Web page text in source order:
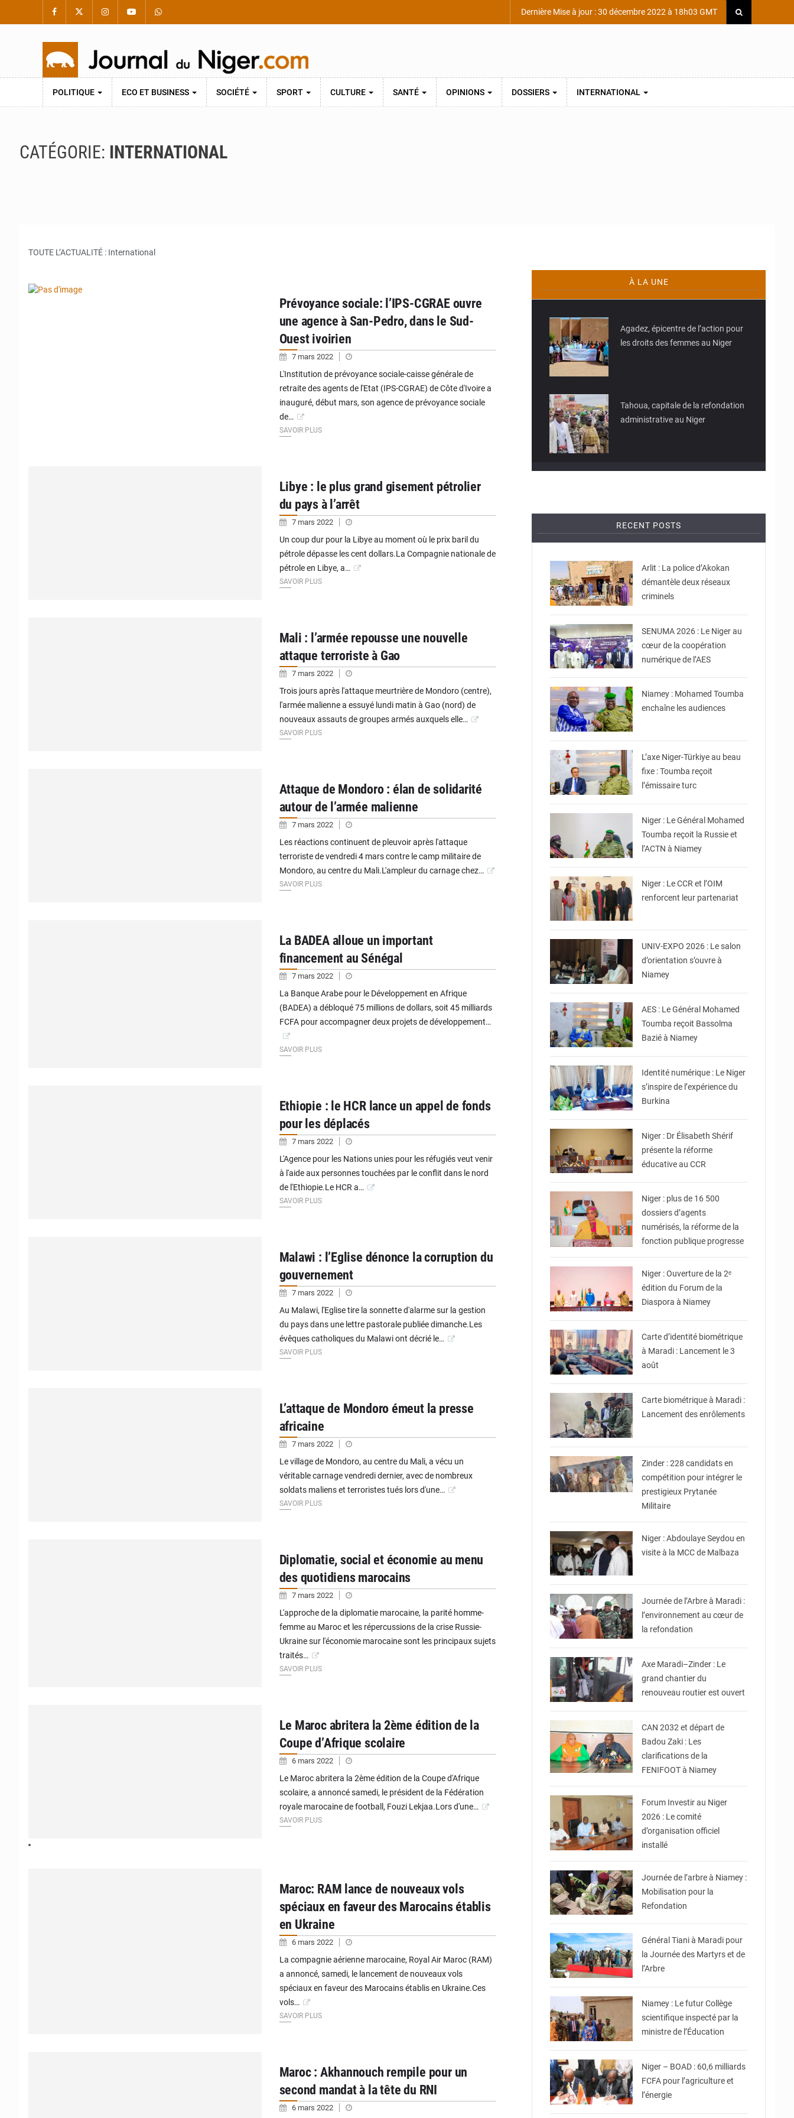
Dernière Mise à jour : 30 décembre 2022 à 18h03 GMT
POLITIQUE ECO ET BUSINESS SOCIÉTÉ SPORT CULTURE SANTÉ OPINIONS DOSSIERS INTERNATIONAL
CATÉGORIE: INTERNATIONAL
TOUTE L’ACTUALITÉ : International
Prévoyance sociale: l’IPS-CGRAE ouvre
une agence à San-Pedro, dans le Sud-
Ouest ivoirien
7 mars 2022
L'Institution de prévoyance sociale-caisse générale de
retraite des agents de l'Etat (IPS-CGRAE) de Côte d'Ivoire a
inauguré, début mars, son agence de prévoyance sociale
de…
SAVOIR PLUS
Libye : le plus grand gisement pétrolier
du pays à l’arrêt
7 mars 2022
Un coup dur pour la Libye au moment où le prix baril du
pétrole dépasse les cent dollars.La Compagnie nationale de
pétrole en Libye, a…
SAVOIR PLUS
Mali : l’armée repousse une nouvelle
attaque terroriste à Gao
7 mars 2022
Trois jours après l'attaque meurtrière de Mondoro (centre),
l'armée malienne a essuyé lundi matin à Gao (nord) de
nouveaux assauts de groupes armés auxquels elle…
SAVOIR PLUS
Attaque de Mondoro : élan de solidarité
autour de l’armée malienne
7 mars 2022
Les réactions continuent de pleuvoir après l'attaque
terroriste de vendredi 4 mars contre le camp militaire de
Mondoro, au centre du Mali.L'ampleur du carnage chez…
SAVOIR PLUS
La BADEA alloue un important
financement au Sénégal
7 mars 2022
La Banque Arabe pour le Développement en Afrique
(BADEA) a débloqué 75 millions de dollars, soit 45 milliards
FCFA pour accompagner deux projets de développement…
SAVOIR PLUS
Ethiopie : le HCR lance un appel de fonds
pour les déplacés
7 mars 2022
L'Agence pour les Nations unies pour les réfugiés veut venir
à l'aide aux personnes touchées par le conflit dans le nord
de l'Ethiopie.Le HCR a…
SAVOIR PLUS
Malawi : l’Eglise dénonce la corruption du
gouvernement
7 mars 2022
Au Malawi, l'Eglise tire la sonnette d'alarme sur la gestion
du pays dans une lettre pastorale publiée dimanche.Les
évêques catholiques du Malawi ont décrié le…
SAVOIR PLUS
L’attaque de Mondoro émeut la presse
africaine
7 mars 2022
Le village de Mondoro, au centre du Mali, a vécu un
véritable carnage vendredi dernier, avec de nombreux
soldats maliens et terroristes tués lors d'une…
SAVOIR PLUS
Diplomatie, social et économie au menu
des quotidiens marocains
7 mars 2022
L'approche de la diplomatie marocaine, la parité homme-
femme au Maroc et les répercussions de la crise Russie-
Ukraine sur l'économie marocaine sont les principaux sujets
traités…
SAVOIR PLUS
Le Maroc abritera la 2ème édition de la
Coupe d’Afrique scolaire
6 mars 2022
Le Maroc abritera la 2ème édition de la Coupe d'Afrique
scolaire, a annoncé samedi, le président de la Fédération
royale marocaine de football, Fouzi Lekjaa.Lors d'une…
SAVOIR PLUS
Maroc: RAM lance de nouveaux vols
spéciaux en faveur des Marocains établis
en Ukraine
6 mars 2022
La compagnie aérienne marocaine, Royal Air Maroc (RAM)
a annoncé, samedi, le lancement de nouveaux vols
spéciaux en faveur des Marocains établis en Ukraine.Ces
vols…
SAVOIR PLUS
Maroc : Akhannouch rempile pour un
second mandat à la tête du RNI
6 mars 2022
À LA UNE
Agadez, épicentre de l’action pour
les droits des femmes au Niger
Tahoua, capitale de la refondation
administrative au Niger
RECENT POSTS
Arlit : La police d’Akokan
démantèle deux réseaux
criminels
© Ministère de
Communication et des
Nouvelles Technologies
SENUMA 2026 : Le Niger au
cœur de la coopération
numérique de l’AES
© Ministère Nigérien de
l'Intérieur
Niamey : Mohamed Toumba
enchaîne les audiences
© Ministère Nigérien de
l'Intérieur
L’axe Niger-Türkiye au beau
fixe : Toumba reçoit
l’émissaire turc
© Ministère Nigérien de
Niger : Le Général Mohamed
Toumba reçoit la Russie et
l’ACTN à Niamey
© Conseil Consultatif de
Niger : Le CCR et l’OIM
renforcent leur partenariat
© Ministère
Enseignement Supérieur/
Recherche
UNIV-EXPO 2026 : Le salon
d’orientation s’ouvre à
Niamey
© Ministère Nigérien de
AES : Le Général Mohamed
Toumba reçoit Bassolma
Bazié à Niamey
© Ministère Nigérien de
Identité numérique : Le Niger
s’inspire de l’expérience du
Burkina
© Ministère de l’Education
Niger : Dr Élisabeth Shérif
présente la réforme
éducative au CCR
© Ministère de la Fonction
Publique du Travail et de
l'Emploi
Niger : plus de 16 500
dossiers d’agents
numérisés, la réforme de la
fonction publique progresse
© Ministère des Affaires
Étrangères - Coopération -
Niger : Ouverture de la 2ᵉ
édition du Forum de la
Diaspora à Niamey
© Ministère Nigérien de
Carte d’identité biométrique
à Maradi : Lancement le 3
août
© Ministère Nigérien de
Carte biométrique à Maradi :
Lancement des enrôlements
Zinder : 228 candidats en
compétition pour intégrer le
prestigieux Prytanée
Militaire
Niger : Abdoulaye Seydou en
visite à la MCC de Malbaza
© Ministère des Affaires
Étrangères - Coopération -
NE
Journée de l’Arbre à Maradi :
l’environnement au cœur de
la refondation
© Ministère de
l'Equipement et des
Axe Maradi–Zinder : Le
grand chantier du
renouveau routier est ouvert
© Fédération Nigérienne
CAN 2032 et départ de
Badou Zaki : Les
clarifications de la
FENIFOOT à Niamey
© Ministère du
Forum Investir au Niger
2026 : Le comité
d’organisation officiel
installé
Journée de l’arbre à Niamey :
Mobilisation pour la
Refondation
© CNSP
Général Tiani à Maradi pour
la Journée des Martyrs et de
l’Arbre
© Ministère de l’Education
Nationale
Niamey : Le futur Collège
scientifique inspecté par la
ministre de l’Éducation
Niger – BOAD : 60,6 milliards
FCFA pour l’agriculture et
l’énergie
© Le Ministère de la
jeunesse des sports et de